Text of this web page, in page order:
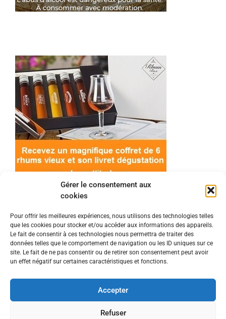
Gérer le consentement aux
cookies
Pour offrir les meilleures expériences, nous utilisons des technologies telles
que les cookies pour stocker et/ou accéder aux informations des appareils.
Le fait de consentir à ces technologies nous permettra de traiter des
données telles que le comportement de navigation ou les ID uniques sur ce
site. Le fait de ne pas consentir ou de retirer son consentement peut avoir
un effet négatif sur certaines caractéristiques et fonctions.
Accepter
Refuser
© 2022 Meilleur-rhum.net - Tous droits réservés
Mentions légales-Politique de cookies
En tant que Partenaire Amazon, je réalise un